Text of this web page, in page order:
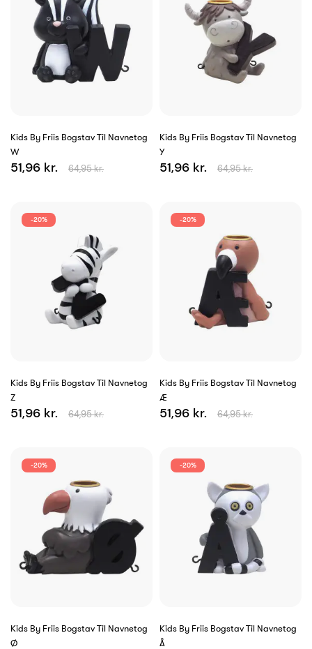
Kids By Friis Bogstav Til Navnetog
W
51,96 kr. 64,95 kr.
Kids By Friis Bogstav Til Navnetog
Y
51,96 kr. 64,95 kr.
Kids By Friis Bogstav Til Navnetog
Z
51,96 kr. 64,95 kr.
-20%
Kids By Friis Bogstav Til Navnetog
Æ
51,96 kr. 64,95 kr.
-20%
Kids By Friis Bogstav Til Navnetog
Ø
-20%
Kids By Friis Bogstav Til Navnetog
Å
-20%